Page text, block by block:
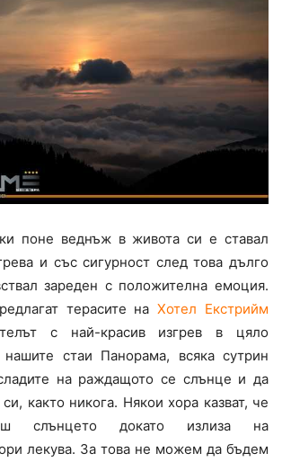
поне веднъж в живота си е ставал
и със сигурност след това дълго
зареден с положителна емоция.
терасите наХотел Екстрийм
с най-красив изгрев в цяло
стаи Панорама, всяка сутрин
на раждащото се слънце и да
както никога. Някои хора казват, че
слънцето докато излиза на
лекува. За това не можем да бъдем